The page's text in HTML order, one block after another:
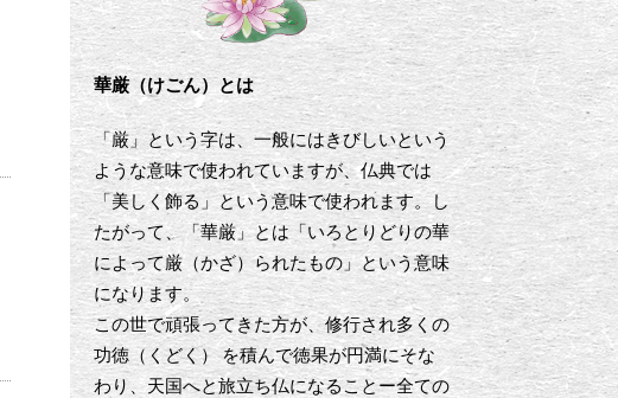
華厳（けごん）とは
「厳」という字は、一般にはきびしいという
ような意味で使われていますが、仏典では
「美しく飾る」という意味で使われます。し
たがって、「華厳」とは「いろとりどりの華
によって厳（かざ）られたもの」という意味
になります。
この世で頑張ってきた方が、修行され多くの
功徳（くどく） を積んで徳果が円満にそな
わり、天国へと旅立ち仏になることー全ての